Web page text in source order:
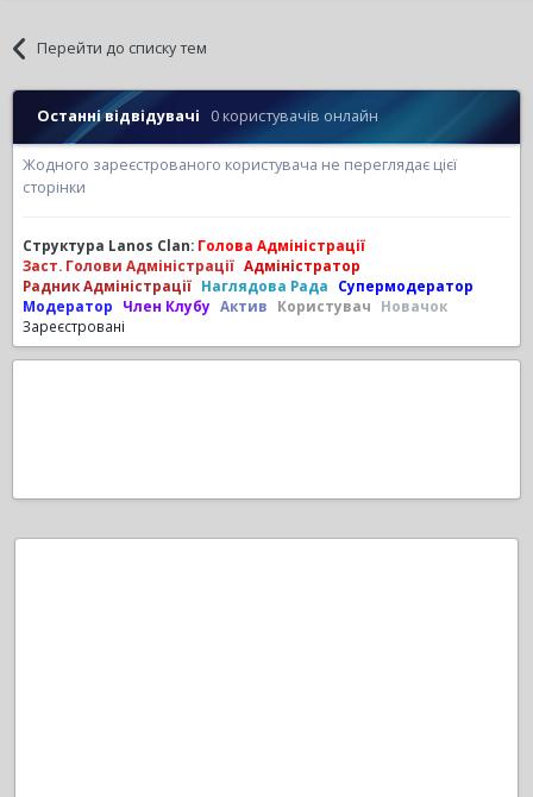
Перейти до списку тем
Останні відвідувачі 0 користувачів онлайн
Жодного зареєстрованого користувача не переглядає цієї
сторінки
Структура Lanos Clan: Голова Адміністрації
Заст. Голови Адміністрації Адміністратор
Радник Адміністрації Наглядова Рада
Супермодератор
Модератор
Член Клубу Актив Користувач
Новачок
Зареєстровані